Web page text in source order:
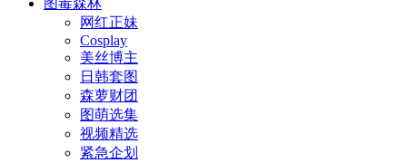
图毒森林
网红正妹
Cosplay
美丝博主
日韩套图
森萝财团
图萌选集
视频精选
紧急企划